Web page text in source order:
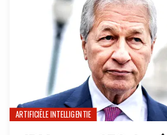
ARTIFICIËLE INTELLIGENTIE